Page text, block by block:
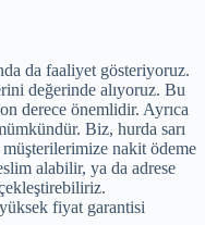
da faaliyet gösteriyoruz.
değerinde alıyoruz. Bu
derece önemlidir. Ayrıca
Biz, hurda sarı
müşterilerimize nakit ödeme
alabilir, ya da adrese
yüksek fiyat garantisi